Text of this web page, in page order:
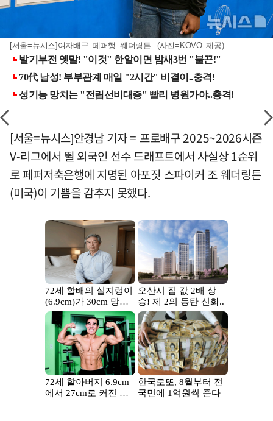
[서울=뉴시스]여자배구 페퍼행 웨더링튼. (사진=KOVO 제공)
[서울=뉴시스]안경남 기자 = 프로배구 2025~2026시즌
V-리그에서 뛸 외국인 선수 드래프트에서 사실상 1순위
로 페퍼저축은행에 지명된 아포짓 스파이커 조 웨더링튼
(미국)이 기쁨을 감추지 못했다.